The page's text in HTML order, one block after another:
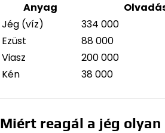
Anyag
Jég (víz)
334 000
Ezüst
88 000
Viasz
200 000
Kén
38 000
Miért reagál a jég olyan